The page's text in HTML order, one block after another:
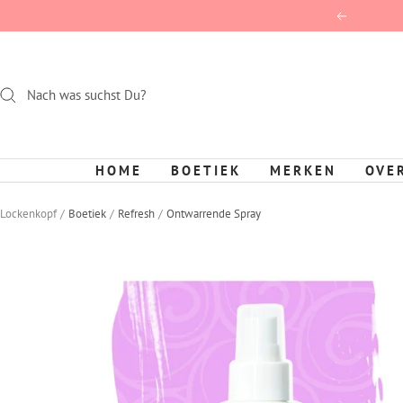
naar
Terug
HOME BOETIEK MERKEN
Lockenkopf Boetiek Refresh Ontwarrende Spray